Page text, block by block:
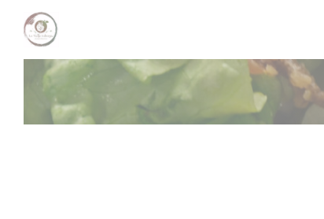
Cookie管理面板